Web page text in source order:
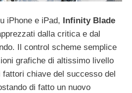
iPhone e iPad, Infinity Blade
dalla critica e dal
Il control scheme semplice
grafiche di altissimo livello
fattori chiave del successo del
di fatto un nuovo